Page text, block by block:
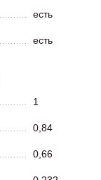
есть
есть
1
0,84
0,66